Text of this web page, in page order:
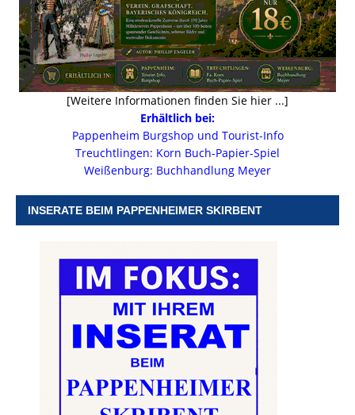
[Weitere Informationen finden Sie hier ...]
Erhältlich bei:
Pappenheim Burgshop und Tourist-Info
Treuchtlingen: Korn Buch-Papier-Spiel
Weißenburg: Buchhandlung Meyer
INSERATE BEIM PAPPENHEIMER SKIRBENT